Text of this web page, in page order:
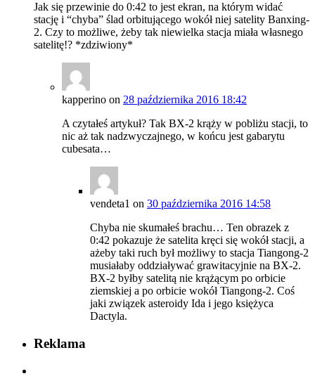
Jak się przewinie do 0:42 to jest ekran, na którym widać
stację i “chyba” ślad orbitującego wokół niej satelity Banxing-
2. Czy to możliwe, żeby tak niewielka stacja miała własnego
satelitę!? *zdziwiony*
kapperino on 28 października 2016 18:42
A czytałeś artykuł? Tak BX-2 krąży w pobliżu stacji, to
nic aż tak nadzwyczajnego, w końcu jest gabarytu
cubesata…
vendeta1 on 30 października 2016 14:58
Chyba nie skumałeś brachu… Ten obrazek z
0:42 pokazuje że satelita kręci się wokół stacji, a
ażeby taki ruch był możliwy to stacja Tiangong-2
musiałaby oddziaływać grawitacyjnie na BX-2.
BX-2 byłby satelitą nie krążącym po orbicie
ziemskiej a po orbicie wokół Tiangong-2. Coś
jaki związek asteroidy Ida i jego księżyca
Dactyla.
Reklama